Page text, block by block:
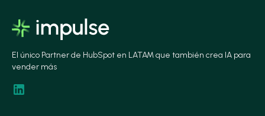
El único Partner de HubSpot en LATAM que también crea IA para
vender más